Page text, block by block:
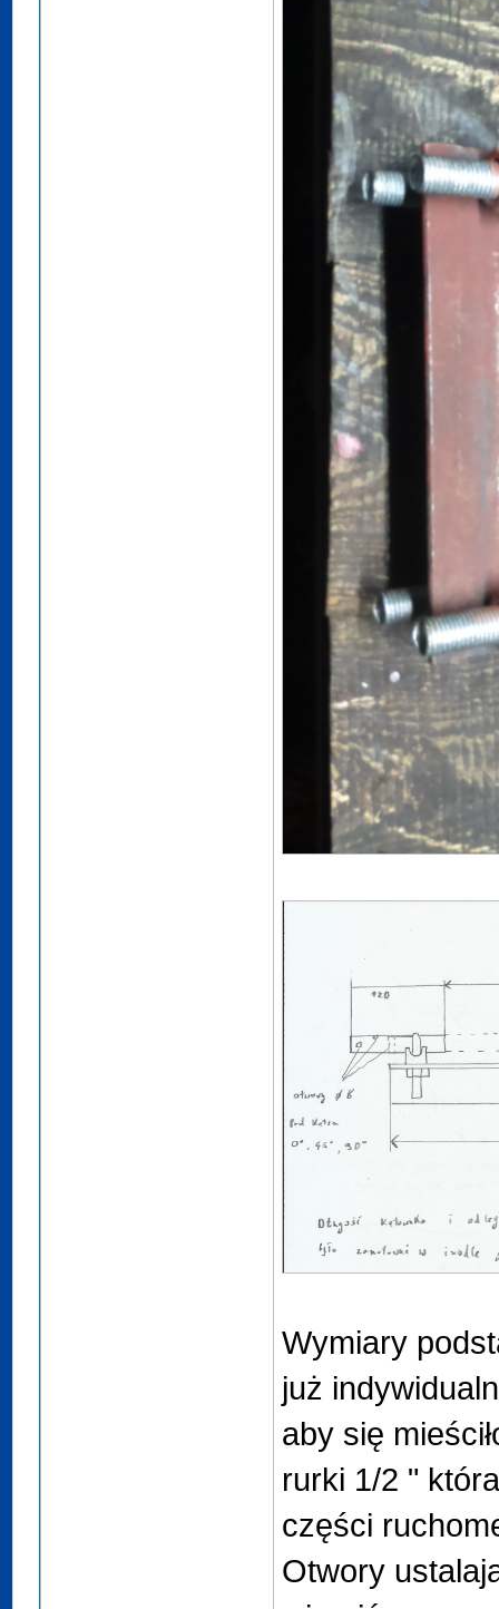
Wymiary
już
aby się
rurki 1/2 "
części
Otwory